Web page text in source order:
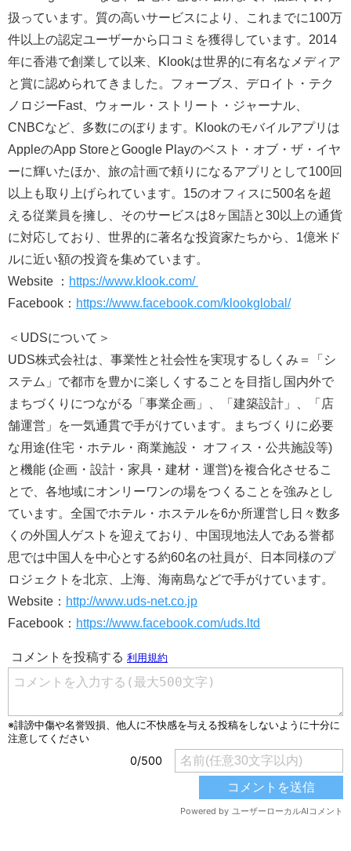
扱っています。質の高いサービスにより、これまでに100万
件以上の認定ユーザーから口コミを獲得しています。2014
年に香港で創業して以来、Klookは世界的に有名なメディア
と賞に認められてきました。フォーブス、デロイト・テク
ノロジーFast、ウォール・ストリート・ジャーナル、
CNBCなど、多数にのぼります。Klookのモバイルアプリは
AppleのApp StoreとGoogle Playのベスト・オブ・ザ・イヤ
ーに輝いたほか、旅の計画で頼りになるアプリとして100回
以上も取り上げられています。15のオフィスに500名を超
える従業員を擁し、そのサービスは8ヶ国語と30以上の通貨
に対応しており、世界的に著名な投資家たちから、1億米ド
ルに近い額の投資を集めています。
Website ： https://www.klook.com/
Facebook： https://www.facebook.com/klookglobal/
＜UDSについて＞
UDS株式会社は、事業性と社会性を実現するしくみ＝「シ
ステム」で都市を豊かに楽しくすることを目指し国内外で
まちづくりにつながる「事業企画」、「建築設計」、「店
舗運営」を一気通貫で手がけています。まちづくりに必要
な用途(住宅・ホテル・商業施設・ オフィス・公共施設等)
と機能 (企画・設計・家具・建材・運営)を複合化させるこ
とで、各地域にオンリーワンの場をつくることを強みとし
ています。全国でホテル・ホステルを6か所運営し日々数多
くの外国人ゲストを迎えており、中国現地法人である誉都
思では中国人を中心とする約60名の社員が、日本同様のプ
ロジェクトを北京、上海、海南島などで手がけています。
Website： http://www.uds-net.co.jp
Facebook： https://www.facebook.com/uds.ltd